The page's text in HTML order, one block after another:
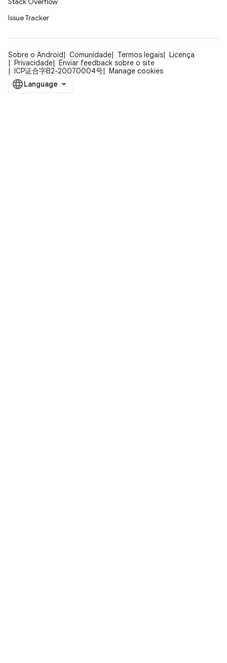
Issue Tracker
Sobre o Android Comunidade Termos legais
Licença
Privacidade
Enviar feedback sobre o site
ICP证合字B2-20070004号
Manage cookies